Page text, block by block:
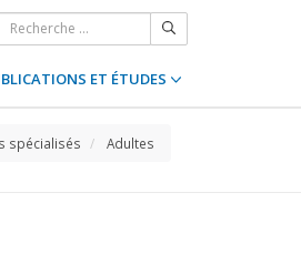
ET ÉTUDES
spécialisés Adultes